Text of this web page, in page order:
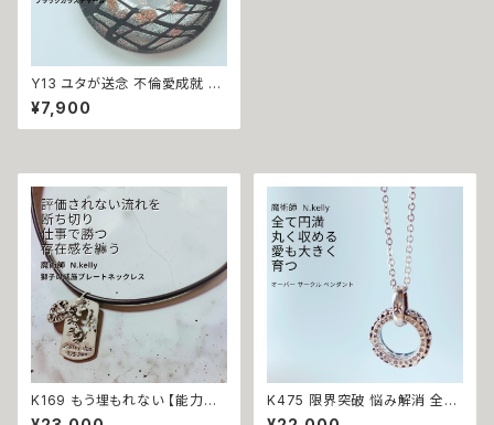
Y13 ユタが送念 不倫愛成就 略
奪愛 気持ちを手に入れる 気を
惹く 太陽の守護 てぃだの雫環
恋愛 お守り ブラック ガラスチャ
祷 おまじない 沖縄
¥7,900
K169 もう埋もれない 【能力開
花 名声 財力 精神力 判断力】仕
K475 限界突破 悩み解消 全て
を丸く収める 愛を育む オーバー